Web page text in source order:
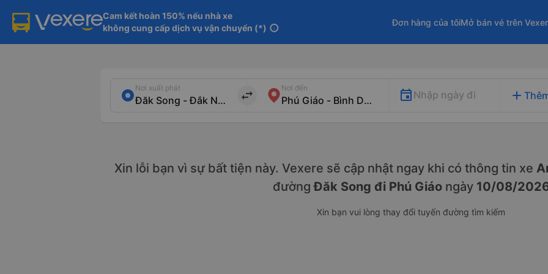
Cam kết hoàn 150% nếu nhà xe
không cung cấp dịch vụ vận chuyển (*) info
Đơn hàng của tôiMở bán vé trên
Nơi xuất phát
import_export
Nơi đến
Nhập ngày đi add
Xin lỗi bạn vì sự bất tiện này. Vexere sẽ cập nhật ngay khi có thông tin xe
đườngĐăk Song đi Phú Giáongày 10/08/
Xin bạn vui lòng thay đổi tuyến đường tìm kiếm